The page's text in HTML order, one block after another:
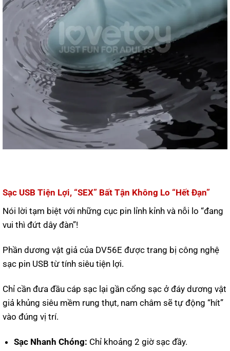
Sạc USB Tiện Lợi, “SEX” Bất Tận Không Lo “Hết Đạn”
Nói lời tạm biệt với những cục pin lỉnh kỉnh và nỗi lo “đang
vui thì đứt dây đàn”!
Phần dương vật giả của DV56E được trang bị công nghệ
sạc pin USB từ tính siêu tiện lợi.
Chỉ cần đưa đầu cáp sạc lại gần cổng sạc ở đáy dương vật
giả khủng siêu mềm rung thụt, nam châm sẽ tự động “hít”
vào đúng vị trí.
Sạc Nhanh Chóng: Chỉ khoảng 2 giờ sạc đầy.